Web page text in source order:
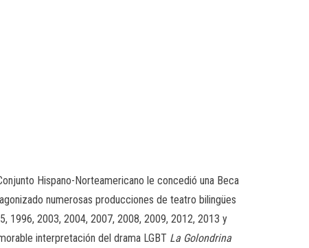
Hispano-Norteamericano le concedió una Beca
numerosas producciones de teatro bilingües
1996, 2003, 2004, 2007, 2008, 2009, 2012, 2013 y
interpretación del drama LGBT La Golondrina